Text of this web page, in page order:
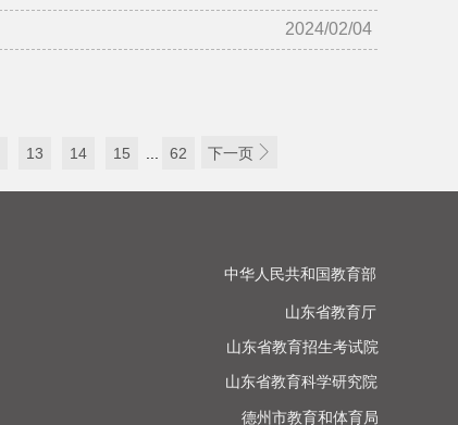
中华人民共和国教育部
山东省教育厅
山东省教育招生考试院
山东省教育科学研究院
德州市教育和体育局
2024/02/04
13 14 15 62 下一页 